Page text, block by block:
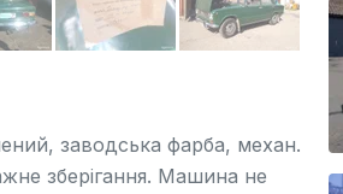
заводська фарба, механ.
зберігання. Машина не